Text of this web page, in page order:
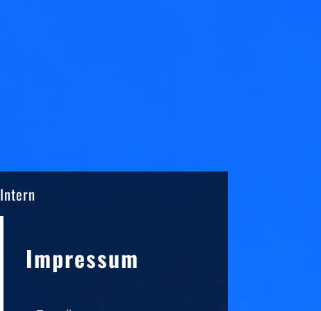
Intern
Impressum